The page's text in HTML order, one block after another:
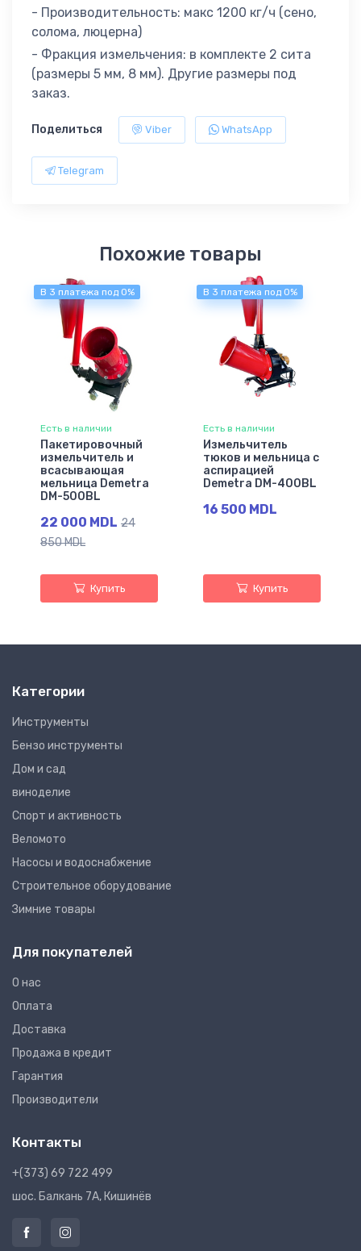
- Производительность: макс 1200 кг/ч (сено,
солома, люцерна)
- Фракция измельчения: в комплекте 2 сита
(размеры 5 мм, 8 мм). Другие размеры под
заказ.
Поделиться Viber WhatsApp
Telegram
Похожие товары
В 3 платежа под 0%
Есть в наличии
Пакетировочный
измельчитель и
всасывающая
мельница Demetra
DM-500BL
22 000 MDL 24
850 MDL
Купить
В 3 платежа под 0%
Есть в наличии
Измельчитель
тюков и мельница с
аспирацией
Demetra DM-400BL
16 500 MDL
Купить
Категории
Инструменты
Бензо инструменты
Дом и сад
виноделие
Спорт и активность
Веломото
Насосы и водоснабжение
Строительное оборудование
Зимние товары
Для покупателей
О нас
Оплата
Доставка
Продажа в кредит
Гарантия
Производители
Контакты
+(373) 69 722 499
шос. Балкань 7A, Кишинёв